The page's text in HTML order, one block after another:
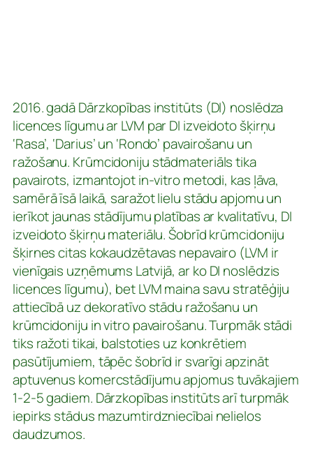
2016. gadā Dārzkopības institūts (DI) noslēdza
licences līgumu ar LVM par DI izveidoto šķirņu
‘Rasa’, ‘Darius’ un ‘Rondo’ pavairošanu un
ražošanu. Krūmcidoniju stādmateriāls tika
pavairots, izmantojot in-vitro metodi, kas ļāva,
samērā īsā laikā, saražot lielu stādu apjomu un
ierīkot jaunas stādījumu platības ar kvalitatīvu, DI
izveidoto šķirņu materiālu. Šobrīd krūmcidoniju
šķirnes citas kokaudzētavas nepavairo (LVM ir
vienīgais uzņēmums Latvijā, ar ko DI noslēdzis
licences līgumu), bet LVM maina savu stratēģiju
attiecībā uz dekoratīvo stādu ražošanu un
krūmcidoniju in vitro pavairošanu. Turpmāk stādi
tiks ražoti tikai, balstoties uz konkrētiem
pasūtījumiem, tāpēc šobrīd ir svarīgi apzināt
aptuvenus komercstādījumu apjomus tuvākajiem
1-2-5 gadiem. Dārzkopības institūts arī turpmāk
iepirks stādus mazumtirdzniecībai nelielos
daudzumos.